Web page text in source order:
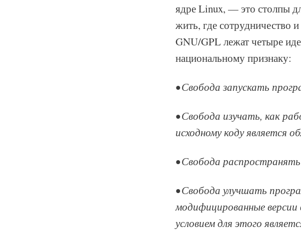
ядре Linux, — это столпы
жить, где сотрудничество
GNU/GPL лежат четыре
национальному признаку:
• Свобода запускать
• Свобода изучать, как
исходному коду является
• Свобода
• Свобода улучшать
модифицированные версии
условием для этого